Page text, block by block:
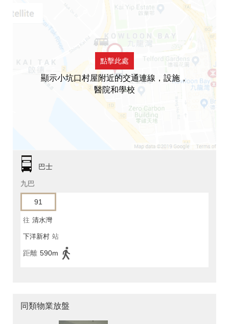
點擊此處
顯示小坑口村屋附近的交通連線，設施，
醫院和學校
巴士
九巴
91
往 清水灣
下洋新村 站
距離 590m
同類物業放盤